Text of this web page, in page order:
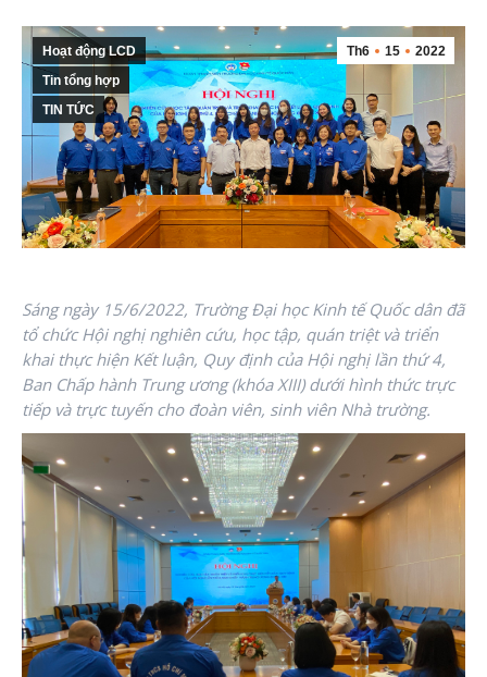
Th6 15 2022
Hoạt động LCD
Tin tổng hợp
TIN TỨC
Sáng ngày 15/6/2022, Trường Đại học Kinh tế Quốc dân đã
tổ chức Hội nghị nghiên cứu, học tập, quán triệt và triển
khai thực hiện Kết luận, Quy định của Hội nghị lần thứ 4,
Ban Chấp hành Trung ương (khóa XIII) dưới hình thức trực
tiếp và trực tuyến cho đoàn viên, sinh viên Nhà trường.